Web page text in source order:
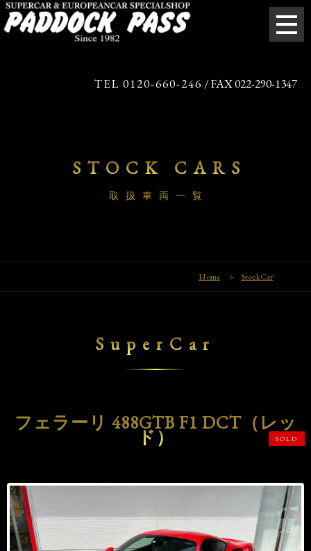
TEL 0120-660-246 / FAX 022-290-1347
STOCK CARS
取扱車両一覧
Home > StockCar
SuperCar
フェラーリ 488GTB F1 DCT（レッ
ド） SOLD